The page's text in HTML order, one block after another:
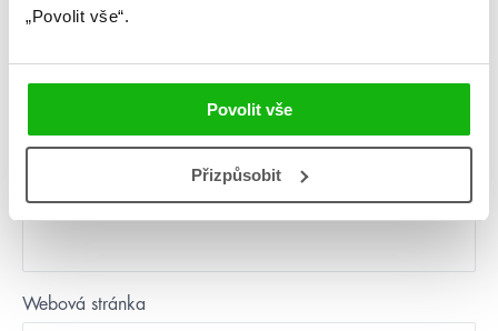
„Povolit vše“.
Povolit vše
Přizpůsobit
E-mail*
Webová stránka